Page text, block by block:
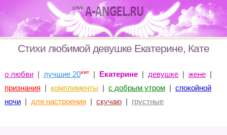
Стихи любимой девушке Екатерине, Кате
о любви| лучшие 20хит| Екатерине| девушке| жене|
признания | комплименты | с добрым утром| спокойной
ночи| для настроения | скучаю| грустные